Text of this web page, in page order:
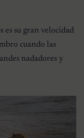
es su gran velocidad
cuando las
nadadores y